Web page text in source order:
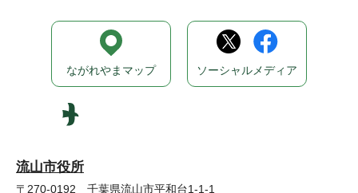
流山市役所
〒270-0192 千葉県流山市平和台1-1-1
ながれやまマップ ソーシャルメディア